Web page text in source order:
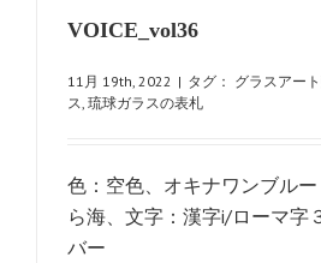
VOICE_vol36
11月 19th, 2022 | タグ： グラスアー
ス, 琉球ガラスの表札
色：空色、オキナワンブル
ら海、文字：漢字i/ローマ字
バー